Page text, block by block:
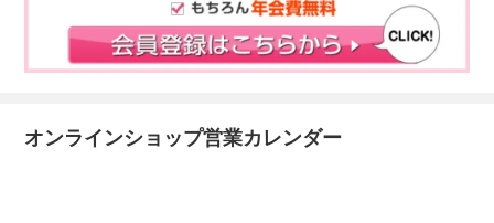
オンラインショップ営業カレンダー